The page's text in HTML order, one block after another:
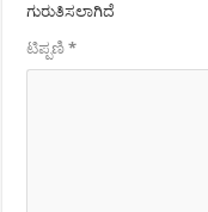
ಗುರುತಿಸಲಾಗಿದೆ
ಟಿಪ್ಪಣಿ*